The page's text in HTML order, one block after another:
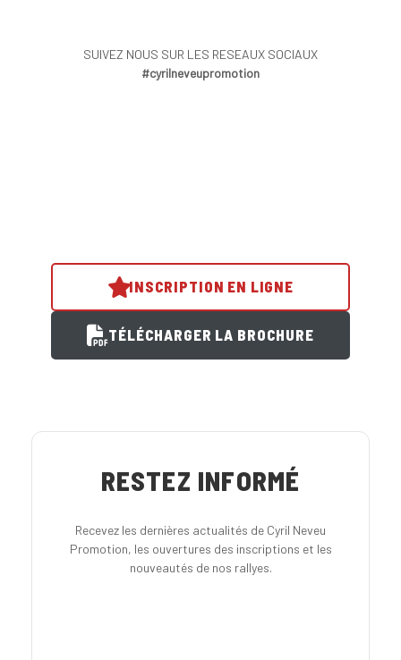
SUIVEZ NOUS SUR LES RESEAUX SOCIAUX
#cyrilneveupromotion
INSCRIPTION EN LIGNE
TÉLÉCHARGER LA BROCHURE
RESTEZ INFORMÉ
Recevez les dernières actualités de Cyril Neveu
Promotion, les ouvertures des inscriptions et les
nouveautés de nos rallyes.